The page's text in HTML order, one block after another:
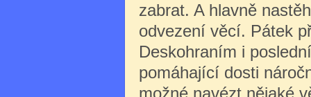
zabrat. A hlavně
odvezení věcí. Pátek
Deskohraním i
pomáhající dosti
možné navézt nějaké